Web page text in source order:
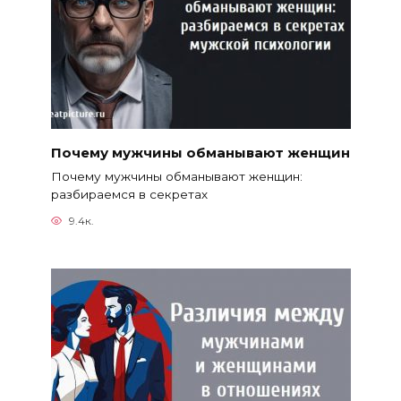
Почему мужчины обманывают женщин
Почему мужчины обманывают женщин:
разбираемся в секретах
9.4к.